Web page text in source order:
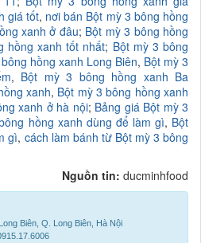
giá tốt, nơi bán Bột mỳ 3 bông hồng
xanh ở đâu; Bột mỳ 3 bông hồng
hồng xanh tốt nhất; Bột mỳ 3 bông
hồng xanh Long Biên, Bột mỳ 3
, Bột mỳ 3 bông hồng xanh Ba
xanh, Bột mỳ 3 bông hồng xanh
xanh ở hà nội; Bảng giá Bột mỳ 3
hồng xanh dùng để làm gì, Bột
gì, cách làm bánh từ Bột mỳ 3 bông
Nguồn tin: ducminhfood
Biên, Q. Long Biên, Hà Nội